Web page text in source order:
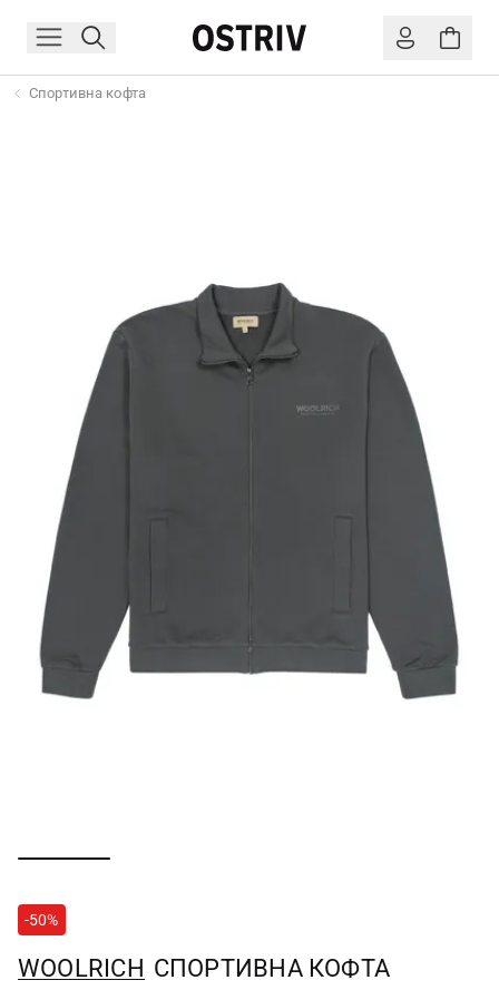
Спортивна кофта
-50%
WOOLRICH СПОРТИВНА КОФТА